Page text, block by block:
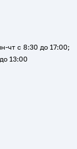
чт с 8:30 до 17:00;
13:00